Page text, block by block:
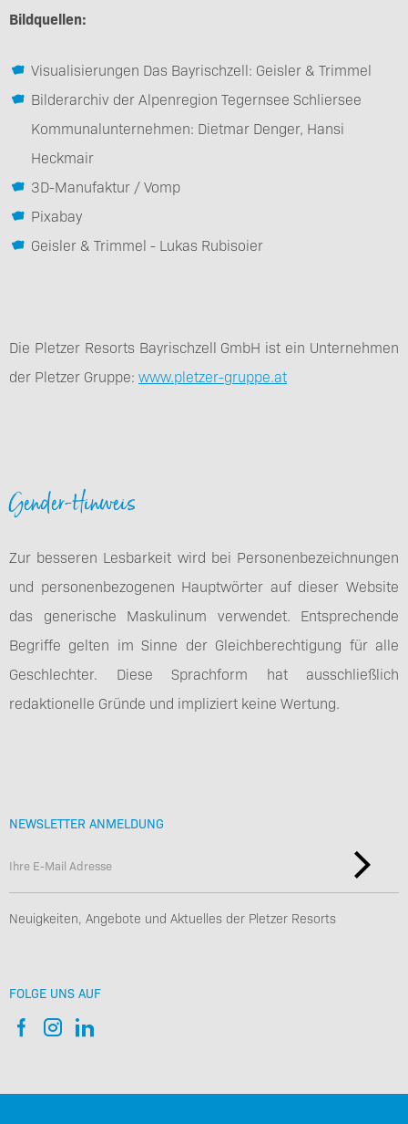
Bildquellen:
Visualisierungen Das Bayrischzell: Geisler & Trimmel
Bilderarchiv der Alpenregion Tegernsee Schliersee
Kommunalunternehmen: Dietmar Denger, Hansi
Heckmair
3D-Manufaktur / Vomp
Pixabay
Geisler & Trimmel - Lukas Rubisoier
Die Pletzer Resorts Bayrischzell GmbH ist ein Unternehmen
der Pletzer Gruppe: www.pletzer-gruppe.at
Gender-Hinweis
Zur besseren Lesbarkeit wird bei Personenbezeichnungen
und personenbezogenen Hauptwörter auf dieser Website
das generische Maskulinum verwendet. Entsprechende
Begriffe gelten im Sinne der Gleichberechtigung für alle
Geschlechter. Diese Sprachform hat ausschließlich
redaktionelle Gründe und impliziert keine Wertung.
NEWSLETTER ANMELDUNG
Neuigkeiten, Angebote und Aktuelles der Pletzer Resorts
FOLGE UNS AUF